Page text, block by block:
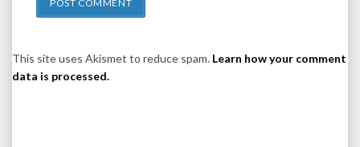
This site uses Akismet to reduce spam. Learn how your comment
data is processed.